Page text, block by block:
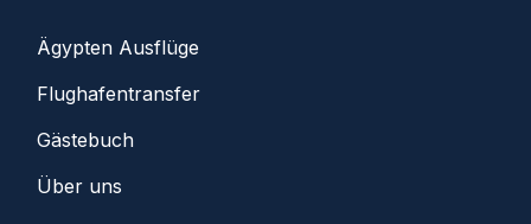
Ägypten Ausflüge
Flughafentransfer
Gästebuch
Über uns